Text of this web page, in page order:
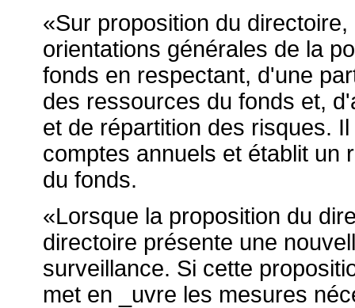
«Sur proposition du
orientations générales de la
fonds en respectant, d'une
des ressources du fonds et,
et de répartition des risques.
comptes annuels et établit un
du fonds.
«Lorsque la proposition du
directoire présente une
surveillance. Si cette
met en _uvre les mesures